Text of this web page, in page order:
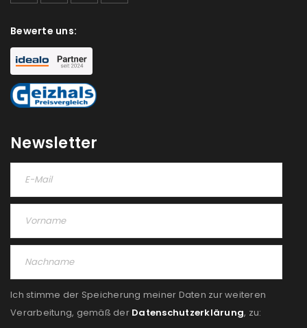
Ich stimme zu
akzeptiere die
REGISTRIEREN
Bewerte uns:
Newsletter
Ich stimme der Speicherung meiner Daten zur weiteren
Verarbeitung, gemäß der Datenschutzerklärung, zu: